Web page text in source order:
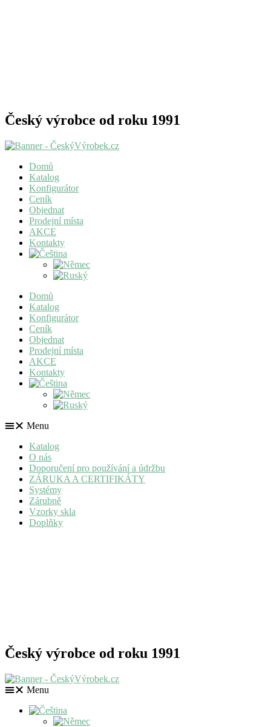
Český výrobce od roku 1991
Domů
Katalog
Konfigurátor
Ceník
Objednat
Prodejní místa
AKCE
Kontakty
Domů
Katalog
Konfigurátor
Ceník
Objednat
Prodejní místa
AKCE
Kontakty
Menu
Katalog
O nás
Doporučení pro používání a údržbu
ZÁRUKA A CERTIFIKÁTY
Systémy
Zárubně
Vzorky skla
Doplňky
Český výrobce od roku 1991
Menu